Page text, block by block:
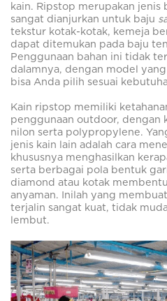
kain. Ripstop merupakan jenis
sangat dianjurkan untuk baju
tekstur kotak-kotak, kemeja
dapat ditemukan pada baju
Penggunaan bahan ini tidak
dalamnya, dengan model
bisa Anda pilih sesuai
Kain ripstop memiliki
penggunaan outdoor, dengan
nilon serta polypropylene.
jenis kain lain adalah cara
khususnya menghasilkan
serta berbagai pola bentuk
diamond atau kotak
anyaman. Inilah yang
terjalin sangat kuat, tidak
lembut.